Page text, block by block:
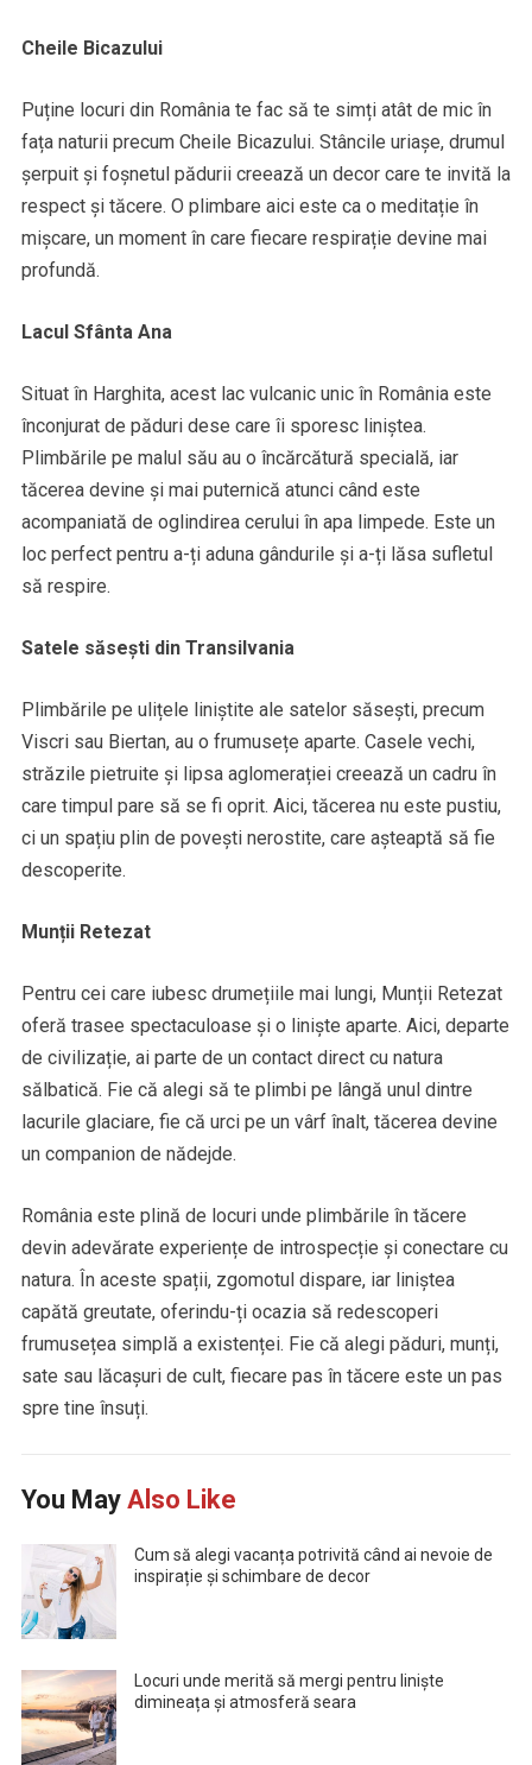
Cheile Bicazului
Puține locuri din România te fac să te simți atât de mic în
fața naturii precum Cheile Bicazului. Stâncile uriașe, drumul
șerpuit și foșnetul pădurii creează un decor care te invită la
respect și tăcere. O plimbare aici este ca o meditație în
mișcare, un moment în care fiecare respirație devine mai
profundă.
Lacul Sfânta Ana
Situat în Harghita, acest lac vulcanic unic în România este
înconjurat de păduri dese care îi sporesc liniștea.
Plimbările pe malul său au o încărcătură specială, iar
tăcerea devine și mai puternică atunci când este
acompaniată de oglindirea cerului în apa limpede. Este un
loc perfect pentru a-ți aduna gândurile și a-ți lăsa sufletul
să respire.
Satele săsești din Transilvania
Plimbările pe ulițele liniștite ale satelor săsești, precum
Viscri sau Biertan, au o frumusețe aparte. Casele vechi,
străzile pietruite și lipsa aglomerației creează un cadru în
care timpul pare să se fi oprit. Aici, tăcerea nu este pustiu,
ci un spațiu plin de povești nerostite, care așteaptă să fie
descoperite.
Munții Retezat
Pentru cei care iubesc drumețiile mai lungi, Munții Retezat
oferă trasee spectaculoase și o liniște aparte. Aici, departe
de civilizație, ai parte de un contact direct cu natura
sălbatică. Fie că alegi să te plimbi pe lângă unul dintre
lacurile glaciare, fie că urci pe un vârf înalt, tăcerea devine
un companion de nădejde.
România este plină de locuri unde plimbările în tăcere
devin adevărate experiențe de introspecție și conectare cu
natura. În aceste spații, zgomotul dispare, iar liniștea
capătă greutate, oferindu-ți ocazia să redescoperi
frumusețea simplă a existenței. Fie că alegi păduri, munți,
sate sau lăcașuri de cult, fiecare pas în tăcere este un pas
spre tine însuți.
You May Also Like
Cum să alegi vacanța potrivită când ai nevoie de
inspirație și schimbare de decor
Locuri unde merită să mergi pentru liniște
dimineața și atmosferă seara